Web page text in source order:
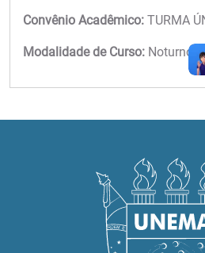
Convênio Acadêmico: TURMA
Modalidade de Curso: Noturno